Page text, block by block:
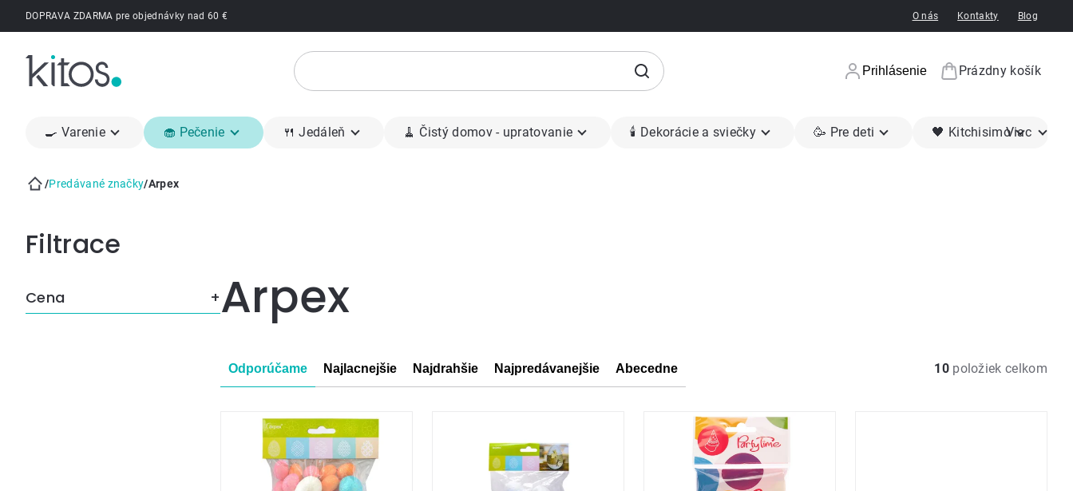
PrejsťDOPRAVA ZDARMA pre objednávky nad 60 € O nás Kontakty Blog
Prihlásenie
Nákupný
Prázdny košík
🍳 Varenie 🧁 Pečenie 🍴 Jedáleň 🧹 Čistý domov - upratovanie 🕯 Dekorácie a sviečky 🥳 Pre deti 🖤 KitchisimoViac
/Predávané značky/Arpex
Bočný
panel
Cena Arpex
Radenie
produktov
Odporúčame Najlacnejšie Najdrahšie Najpredávanejšie Abecedne 10položiek celkom
Výpis
produktov